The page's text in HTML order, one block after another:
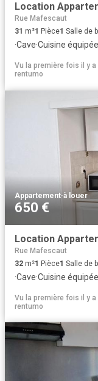
Location
Rue Mafescaut
31 m²1 Pièce1 Salle de
·Cave·Cuisine équipée
Vu la première fois il y
rentumo
Appartement·à louer
650 €
Location
Rue Mafescaut
32 m²1 Pièce1 Salle de
·Cave·Cuisine équipée
Vu la première fois il y
rentumo